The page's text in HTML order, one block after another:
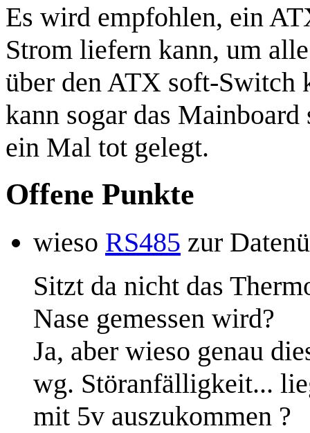
Es wird empfohlen, ein
Strom liefern kann, um
über den ATX soft-Switch
kann sogar das
ein Mal tot gelegt.
Offene Punkte
wieso RS485 zur
Sitzt da nicht das
Nase gemessen wird?
Ja, aber wieso genau
wg. Störanfälligkeit...
mit 5v auszukommen ?